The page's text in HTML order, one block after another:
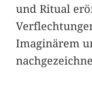
und Ritual
Imaginärem